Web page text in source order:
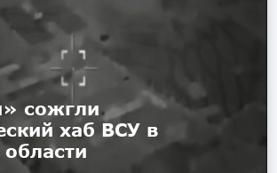
сожгли
хаб ВСУ в